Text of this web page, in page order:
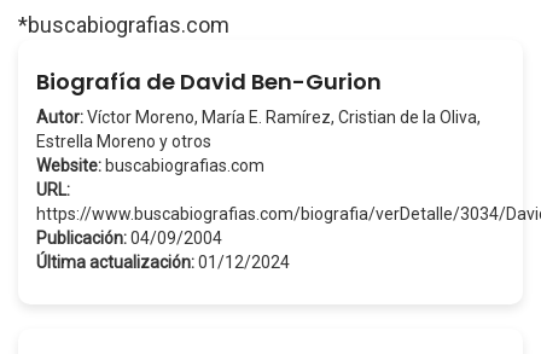
*buscabiografias.com
Biografía de David Ben-Gurion
Autor:Víctor Moreno, María E. Ramírez, Cristian de la Oliva,
Estrella Moreno y otros
Website: buscabiografias.com
URL:
https://www.buscabiografias.com/biografia/verDetalle/3034/
Publicación:04/09/2004
Última actualización:01/12/2024